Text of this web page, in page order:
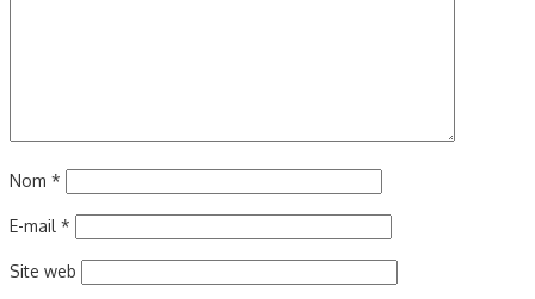
Nom *
E-mail *
Site web